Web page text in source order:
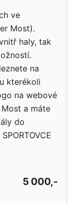
ve
Most).
haly, tak
na
kterékoli
na webové
a máte
do
5 000,-